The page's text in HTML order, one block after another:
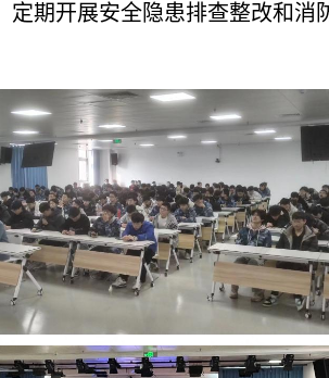
期开展安全隐患排查整改和消